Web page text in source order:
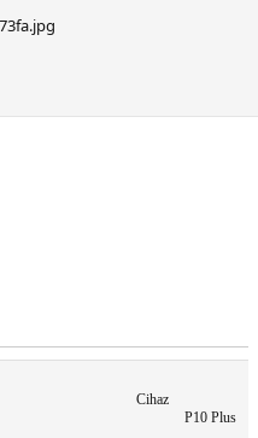
Cihaz
P10 Plus